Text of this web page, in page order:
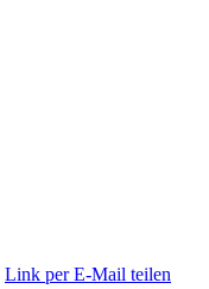
Link per E-Mail teilen